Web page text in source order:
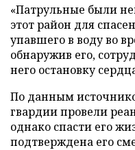
«Патрульные были
этот район для
упавшего в воду во
обнаружив его,
него остановку
По данным
гвардии провели
однако спасти его
подтверждена его